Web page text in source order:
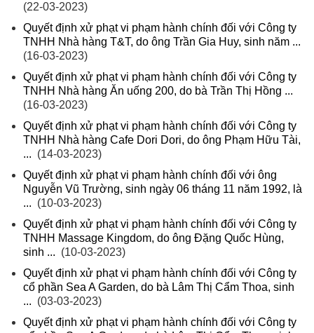
(22-03-2023)
Quyết định xử phạt vi phạm hành chính đối với Công ty
TNHH Nhà hàng T&T, do ông Trần Gia Huy, sinh năm ...
(16-03-2023)
Quyết định xử phạt vi phạm hành chính đối với Công ty
TNHH Nhà hàng Ăn uống 200, do bà Trần Thị Hồng ...
(16-03-2023)
Quyết định xử phạt vi phạm hành chính đối với Công ty
TNHH Nhà hàng Cafe Dori Dori, do ông Phạm Hữu Tài,
... (14-03-2023)
Quyết định xử phạt vi phạm hành chính đối với ông
Nguyễn Vũ Trường, sinh ngày 06 tháng 11 năm 1992, là
... (10-03-2023)
Quyết định xử phạt vi phạm hành chính đối với Công ty
TNHH Massage Kingdom, do ông Đặng Quốc Hùng,
sinh ... (10-03-2023)
Quyết định xử phạt vi phạm hành chính đối với Công ty
cổ phần Sea A Garden, do bà Lâm Thị Cẩm Thoa, sinh
... (03-03-2023)
Quyết định xử phạt vi phạm hành chính đối với Công ty